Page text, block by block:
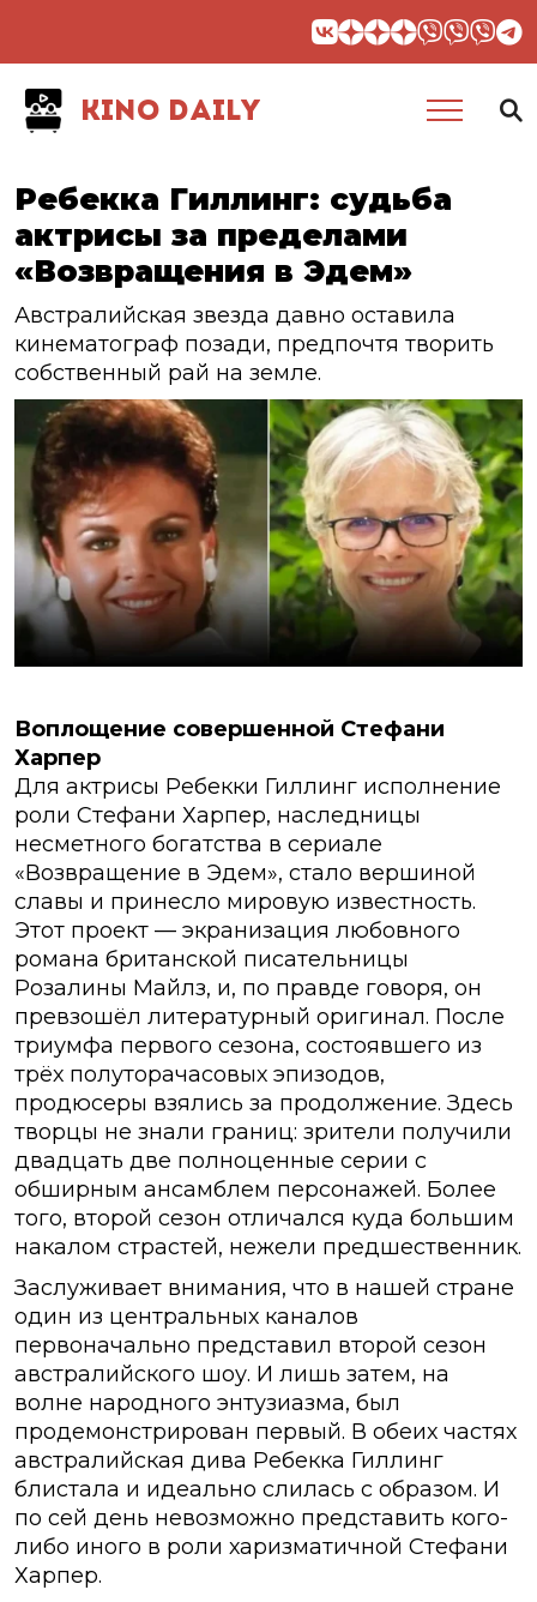
KINO DAILY
Ребекка Гиллинг: судьба
актрисы за пределами
«Возвращения в Эдем»
Австралийская звезда давно оставила
кинематограф позади, предпочтя творить
собственный рай на земле.
Воплощение совершенной Стефани
Харпер
Для актрисы Ребекки Гиллинг исполнение
роли Стефани Харпер, наследницы
несметного богатства в сериале
«Возвращение в Эдем», стало вершиной
славы и принесло мировую известность.
Этот проект — экранизация любовного
романа британской писательницы
Розалины Майлз, и, по правде говоря, он
превзошёл литературный оригинал. После
триумфа первого сезона, состоявшего из
трёх полуторачасовых эпизодов,
продюсеры взялись за продолжение. Здесь
творцы не знали границ: зрители получили
двадцать две полноценные серии с
обширным ансамблем персонажей. Более
того, второй сезон отличался куда большим
накалом страстей, нежели предшественник.
Заслуживает внимания, что в нашей стране
один из центральных каналов
первоначально представил второй сезон
австралийского шоу. И лишь затем, на
волне народного энтузиазма, был
продемонстрирован первый. В обеих частях
австралийская дивa Ребекка Гиллинг
блистала и идеально слилась с образом. И
по сей день невозможно представить кого-
либо иного в роли харизматичной Стефани
Харпер.